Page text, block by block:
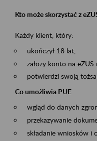
Kto może skorzystać z
Każdy klient, który:
ukończył 18 lat,
założy konto na eZUS i
potwierdzi swoją
Co umożliwia PUE
wgląd do danych
przekazywanie
składanie wniosków i